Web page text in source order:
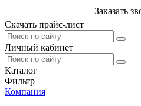
Заказать
Скачать прайс-лист
Личный кабинет
Каталог
Фильтр
Компания